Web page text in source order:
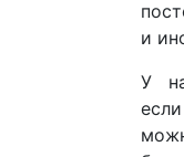
и
У